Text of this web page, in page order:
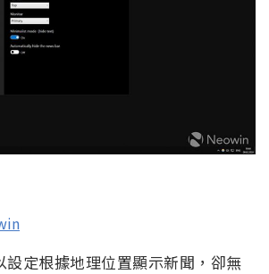
設定根據地理位置顯示新聞，卻無